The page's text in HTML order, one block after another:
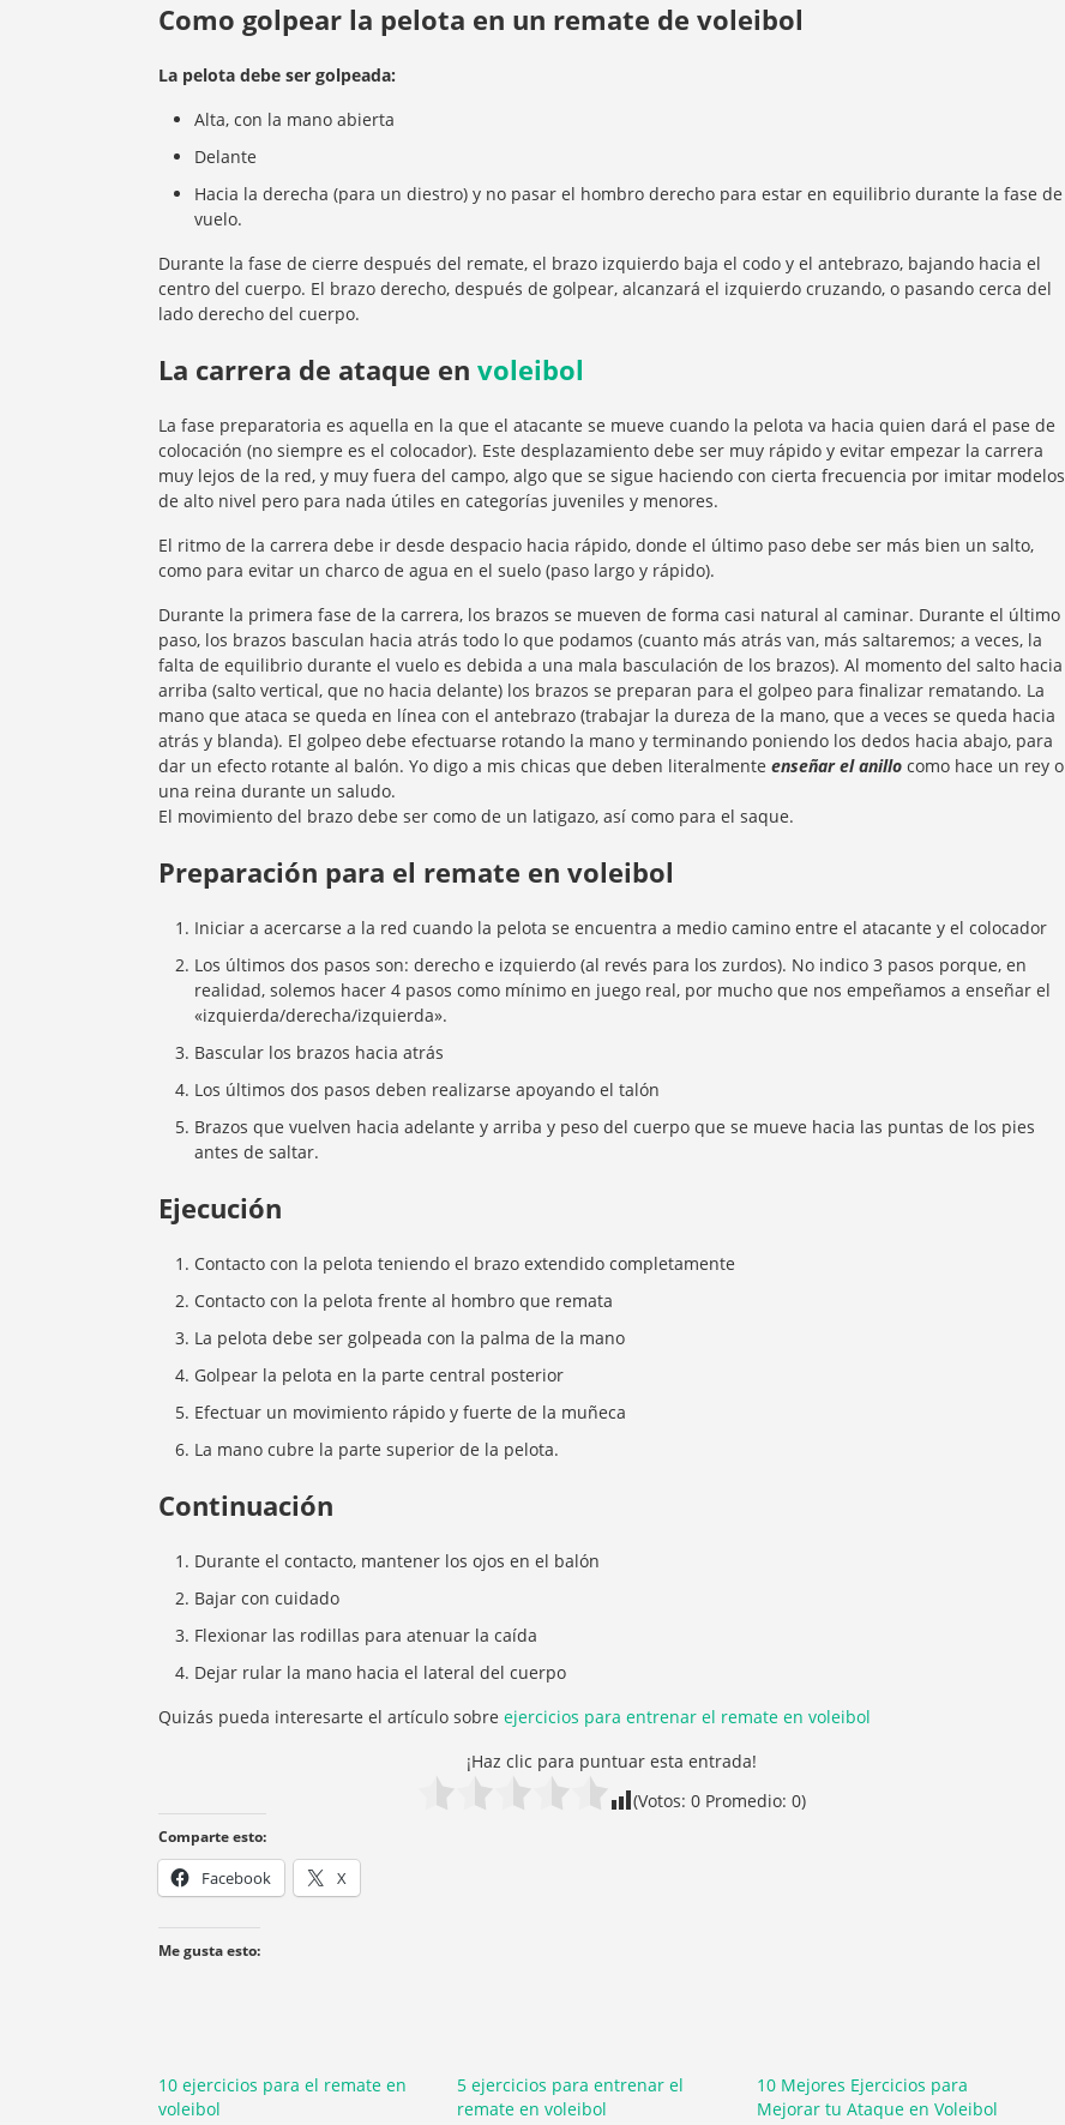
Como golpear la pelota en un remate de voleibol
La pelota debe ser golpeada:
Alta, con la mano abierta
Delante
Hacia la derecha (para un diestro) y no pasar el hombro derecho para estar en equilibrio durante la fase de
vuelo.
Durante la fase de cierre después del remate, el brazo izquierdo baja el codo y el antebrazo, bajando hacia el
centro del cuerpo. El brazo derecho, después de golpear, alcanzará el izquierdo cruzando, o pasando cerca del
lado derecho del cuerpo.
La carrera de ataque en voleibol
La fase preparatoria es aquella en la que el atacante se mueve cuando la pelota va hacia quien dará el pase de
colocación (no siempre es el colocador). Este desplazamiento debe ser muy rápido y evitar empezar la carrera
muy lejos de la red, y muy fuera del campo, algo que se sigue haciendo con cierta frecuencia por imitar modelos
de alto nivel pero para nada útiles en categorías juveniles y menores.
El ritmo de la carrera debe ir desde despacio hacia rápido, donde el último paso debe ser más bien un salto,
como para evitar un charco de agua en el suelo (paso largo y rápido).
Durante la primera fase de la carrera, los brazos se mueven de forma casi natural al caminar. Durante el último
paso, los brazos basculan hacia atrás todo lo que podamos (cuanto más atrás van, más saltaremos; a veces, la
falta de equilibrio durante el vuelo es debida a una mala basculación de los brazos). Al momento del salto hacia
arriba (salto vertical, que no hacia delante) los brazos se preparan para el golpeo para finalizar rematando. La
mano que ataca se queda en línea con el antebrazo (trabajar la dureza de la mano, que a veces se queda hacia
atrás y blanda). El golpeo debe efectuarse rotando la mano y terminando poniendo los dedos hacia abajo, para
dar un efecto rotante al balón. Yo digo a mis chicas que deben literalmente enseñar el anillo como hace un rey o
una reina durante un saludo.
El movimiento del brazo debe ser como de un latigazo, así como para el saque.
Preparación para el remate en voleibol
Iniciar a acercarse a la red cuando la pelota se encuentra a medio camino entre el atacante y el colocador
Los últimos dos pasos son: derecho e izquierdo (al revés para los zurdos). No indico 3 pasos porque, en
realidad, solemos hacer 4 pasos como mínimo en juego real, por mucho que nos empeñamos a enseñar el
«izquierda/derecha/izquierda».
Bascular los brazos hacia atrás
Los últimos dos pasos deben realizarse apoyando el talón
Brazos que vuelven hacia adelante y arriba y peso del cuerpo que se mueve hacia las puntas de los pies
antes de saltar.
Ejecución
Contacto con la pelota teniendo el brazo extendido completamente
Contacto con la pelota frente al hombro que remata
La pelota debe ser golpeada con la palma de la mano
Golpear la pelota en la parte central posterior
Efectuar un movimiento rápido y fuerte de la muñeca
La mano cubre la parte superior de la pelota.
Continuación
Durante el contacto, mantener los ojos en el balón
Bajar con cuidado
Flexionar las rodillas para atenuar la caída
Dejar rular la mano hacia el lateral del cuerpo
Quizás pueda interesarte el artículo sobre ejercicios para entrenar el remate en voleibol
¡Haz clic para puntuar esta entrada!
(Votos: 0 Promedio: 0)
Comparte esto:
Facebook X
Me gusta esto:
10 ejercicios para el remate en
voleibol
5 ejercicios para entrenar el
remate en voleibol
10 Mejores Ejercicios para
Mejorar tu Ataque en Voleibol